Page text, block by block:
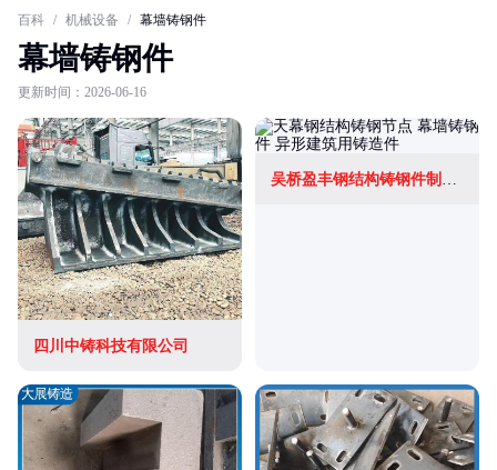
百科 / 机械设备 / 幕墙铸钢件
幕墙铸钢件
更新时间：2026-06-16
四川中铸科技有限公司
吴桥盈丰钢结构铸钢件制造有限公司